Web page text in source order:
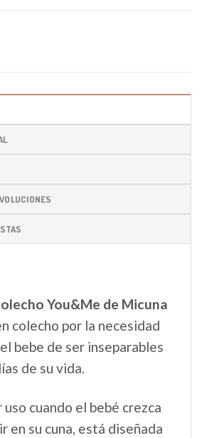
You&Me de Micuna
colecho por la necesidad
bebe de ser inseparables
de su vida.
uso cuando el bebé crezca
en su cuna, está diseñada